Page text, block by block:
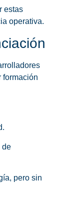
estas
operativa.
formación
de
pero sin